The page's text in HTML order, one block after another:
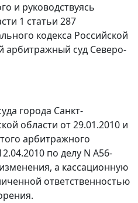
и руководствуясь
1 статьи 287
кодекса Российской
суд Северо-
города Санкт-
области от 29.01.2010 и
арбитражного
по делу N А56-
а кассационную
ответственностью